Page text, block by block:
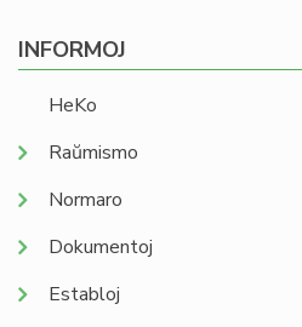
INFORMOJ
HeKo
Raŭmismo
Normaro
Dokumentoj
Establoj